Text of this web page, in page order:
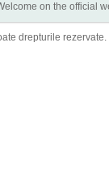
on the official
drepturile rezervate.